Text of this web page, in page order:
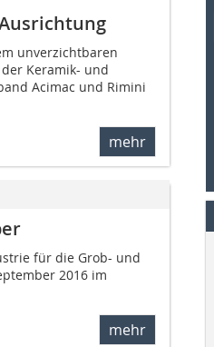
unverzichtbaren
Keramik- und
Acimac und Rimini
mehr
für die Grob- und
2016 im
mehr